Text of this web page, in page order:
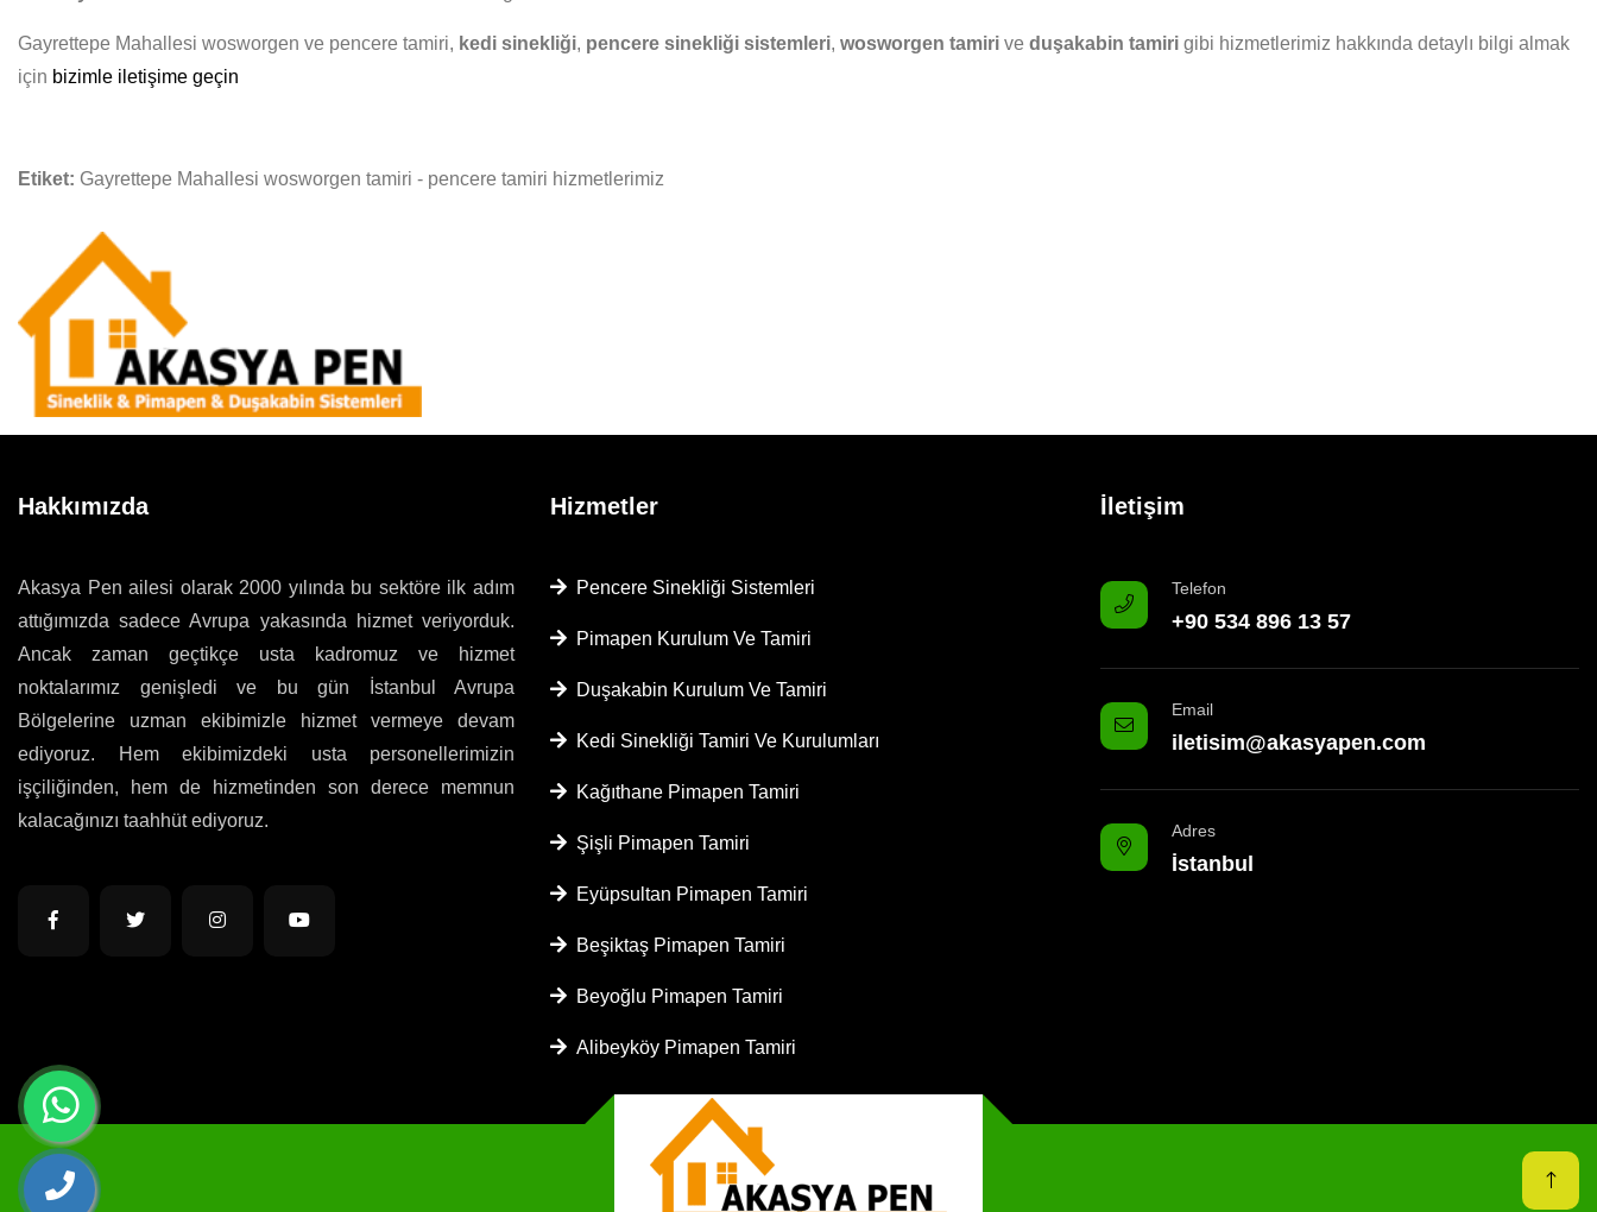
Gayrettepe Mahallesi wosworgen ve pencere tamiri, kedi sinekliği, pencere sinekliği sistemleri, wosworgen tamiri ve duşakabin tamiri gibi hizmetlerimiz hakkında detaylı bilgi almak
için bizimle iletişime geçin
Etiket: Gayrettepe Mahallesi wosworgen tamiri - pencere tamiri hizmetlerimiz
Hakkımızda
Akasya Pen ailesi olarak 2000 yılında bu sektöre ilk adım
attığımızda sadece Avrupa yakasında hizmet veriyorduk.
Ancak zaman geçtikçe usta kadromuz ve hizmet
noktalarımız genişledi ve bu gün İstanbul Avrupa
Bölgelerine uzman ekibimizle hizmet vermeye devam
ediyoruz. Hem ekibimizdeki usta personellerimizin
işçiliğinden, hem de hizmetinden son derece memnun
kalacağınızı taahhüt ediyoruz.
Hizmetler
Pencere Sinekliği Sistemleri
Pimapen Kurulum Ve Tamiri
Duşakabin Kurulum Ve Tamiri
Kedi Sinekliği Tamiri Ve Kurulumları
Kağıthane Pimapen Tamiri
Şişli Pimapen Tamiri
Eyüpsultan Pimapen Tamiri
Beşiktaş Pimapen Tamiri
Beyoğlu Pimapen Tamiri
Alibeyköy Pimapen Tamiri
İletişim
Telefon
+90 534 896 13 57
Email
iletisim@akasyapen.com
Adres
İstanbul